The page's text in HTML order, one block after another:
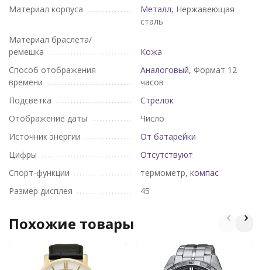
Материал корпуса
Металл, Нержавеющая
сталь
Материал браслета/
ремешка
Кожа
Способ отображения
времени
Аналоговый, Формат 12
часов
Подсветка
Стрелок
Отображение даты
Число
Источник энергии
От батарейки
Цифры
Отсутствуют
Спорт-функции
термометр, компас
Размер дисплея
45
Похожие товары